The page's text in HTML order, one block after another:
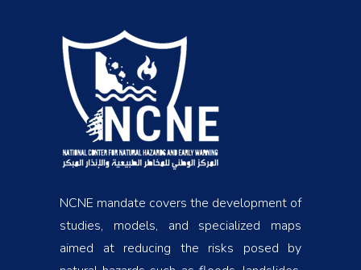
NCNE mandate covers the development of
studies, models, and specialized maps
aimed at reducing the risks posed by